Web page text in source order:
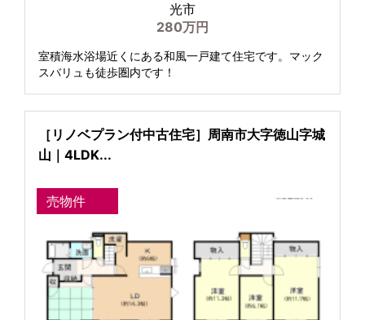
光市
280万円
室積海水浴場近くにある和風一戸建て住宅です。マック
スバリュも徒歩圏内です！
［リノベプラン付中古住宅］周南市大字徳山字城
山｜4LDK...
売物件